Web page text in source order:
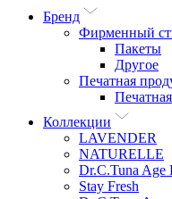
Бренд
Фирменный
Пакеты
Другое
Печатная
Коллекции
LAVENDER
NATURELLE
Dr.C.Tuna Age
Stay Fresh